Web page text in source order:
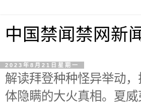
中国禁闻禁网新
2023年8月21日星期一
解读拜登种种怪异举动
体隐瞒的大火真相。夏